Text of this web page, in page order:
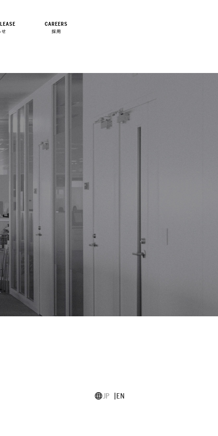
せ
CAREERS
採用
JP EN